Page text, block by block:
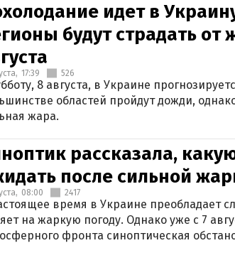
идет в
будут страдать от
17:39 526
8 августа, в Украине
областей пройдут дожди,
жара.
рассказала,
после сильной
08:00 2417
время в Украине преобладает
на жаркую погоду. Однако уже с 7
фронта синоптическая